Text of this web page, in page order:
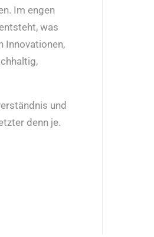
Im engen
was
Innovationen,
und
denn je.